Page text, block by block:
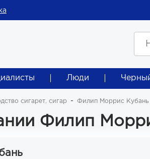
Люди
сигарет, сигар Филип Моррис Кубань
Филип